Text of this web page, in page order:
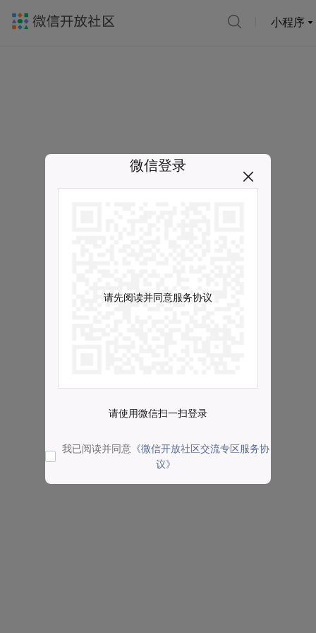
小程序
微信登录
请先阅读并同意服务协议
请使用微信扫一扫登录
我已阅读并同意 《微信开放社区交流专区服务协
议》